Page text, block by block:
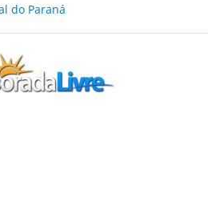
do Paraná